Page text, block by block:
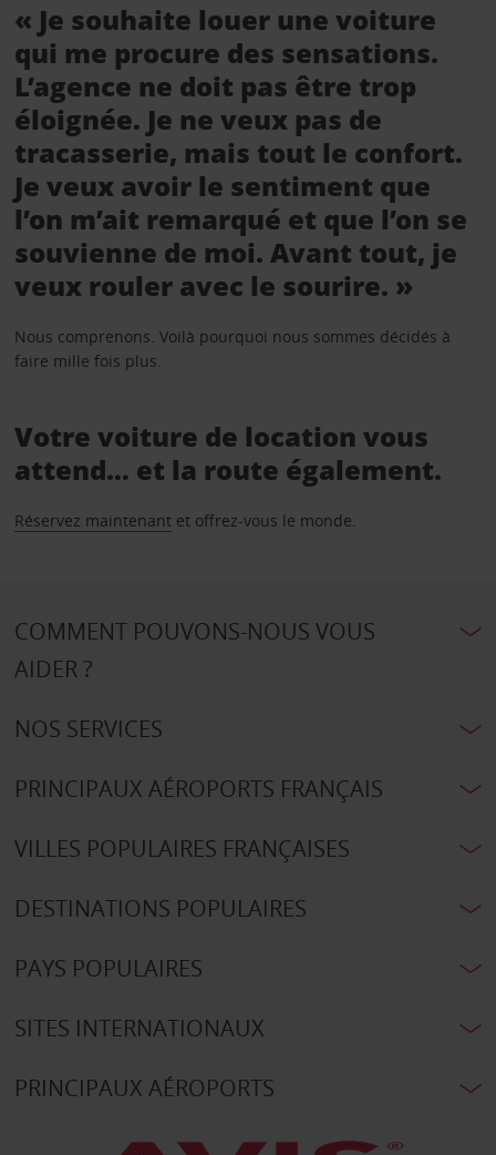
« Je souhaite louer une voiture
qui me procure des sensations.
L’agence ne doit pas être trop
éloignée. Je ne veux pas de
tracasserie, mais tout le confort.
Je veux avoir le sentiment que
l’on m’ait remarqué et que l’on se
souvienne de moi. Avant tout, je
veux rouler avec le sourire. »
Nous comprenons. Voilà pourquoi nous sommes décidés à
faire mille fois plus.
Votre voiture de location vous
attend… et la route également.
Réservez maintenantet offrez-vous le monde.
COMMENT POUVONS-NOUS VOUS
AIDER ?
NOS SERVICES
PRINCIPAUX AÉROPORTS FRANÇAIS
VILLES POPULAIRES FRANÇAISES
DESTINATIONS POPULAIRES
PAYS POPULAIRES
SITES INTERNATIONAUX
PRINCIPAUX AÉROPORTS